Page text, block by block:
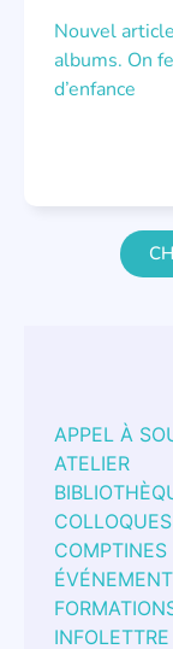
Nouvel
albums. On
d’enfance
APPEL À
ATELIER
COMPTINES
INFOLETTRE